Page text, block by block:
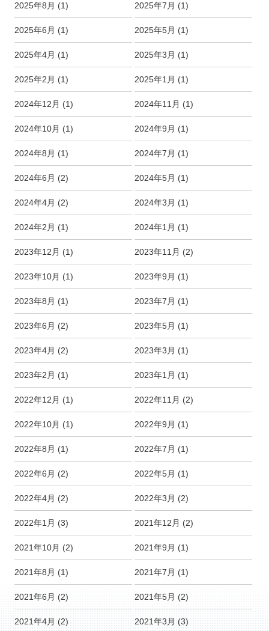
2025年8月 (1) 2025年7月 (1)
2025年6月 (1) 2025年5月 (1)
2025年4月 (1) 2025年3月 (1)
2025年2月 (1) 2025年1月 (1)
2024年12月 (1) 2024年11月 (1)
2024年10月 (1) 2024年9月 (1)
2024年8月 (1) 2024年7月 (1)
2024年6月 (2) 2024年5月 (1)
2024年4月 (2) 2024年3月 (1)
2024年2月 (1) 2024年1月 (1)
2023年12月 (1) 2023年11月 (2)
2023年10月 (1) 2023年9月 (1)
2023年8月 (1) 2023年7月 (1)
2023年6月 (2) 2023年5月 (1)
2023年4月 (2) 2023年3月 (1)
2023年2月 (1) 2023年1月 (1)
2022年12月 (1) 2022年11月 (2)
2022年10月 (1) 2022年9月 (1)
2022年8月 (1) 2022年7月 (1)
2022年6月 (2) 2022年5月 (1)
2022年4月 (2) 2022年3月 (2)
2022年1月 (3) 2021年12月 (2)
2021年10月 (2) 2021年9月 (1)
2021年8月 (1) 2021年7月 (1)
2021年6月 (2) 2021年5月 (2)
2021年4月 (2) 2021年3月 (3)